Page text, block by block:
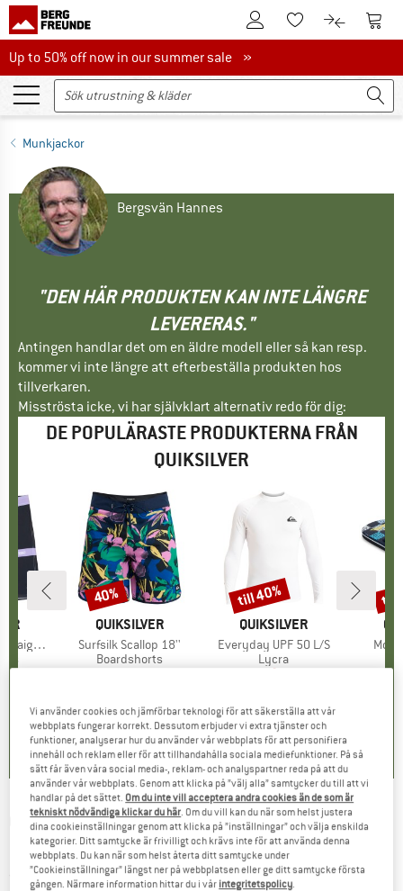
Till kundkontotTill minneslistan.
Till Till
Up to 50% off now in our summer sale
Up to 50% off now in our summer sale »
Munkjackor
Bergsvän Hannes
"DEN HÄR PRODUKTEN KAN INTE LÄNGRE
LEVERERAS."
Antingen handlar det om en äldre modell eller så kan resp.
kommer vi inte längre att efterbeställa produkten hos
tillverkaren.
Misströsta icke, vi har självklart alternativ redo för dig:
DE POPULÄRASTE PRODUKTERNA FRÅN
QUIKSILVER
17''
pris
€
)
VARUMÄRKE
QUIKSILVER
Produkter
Surfsilk Scallop 18''
Produktgrupp
Boardshorts
0,0(0)
Rabatt
40%
VARUMÄRKE
QUIKSILVER
Produkter
Everyday UPF 50 L/S
Produktgrupp
Lycra
Pris
Reducerat pris
från
5,0(2)
Rabatt
till 40%
27,95 €
till
QUIKSILVER -Great Otway Hoodie -
Munkjacka
(0)
Vi använder cookies och jämförbar teknologi för att säkerställa att vår
webbplats fungerar korrekt. Dessutom erbjuder vi extra tjänster och
funktioner, analyserar hur du använder vår webbplats för att personifiera
innehåll och reklam eller för att tillhandahålla sociala mediefunktioner. På så
sätt får även våra social media-, reklam- och analyspartner reda på att du
använder vår webbplats. Genom att klicka på ”välj alla” samtycker du till att vi
handlar på det sättet. Om du inte vill acceptera andra cookies än de som är
tekniskt nödvändiga klickar du här . Om du vill kan du när som helst justera
dina cookieinställningar genom att klicka på ”inställningar” och välja enskilda
kategorier. Ditt samtycke är frivilligt och krävs inte för att använda denna
webbplats. Du kan när som helst återta ditt samtycke under
”Cookieinställningar” längst ner på webbplatsen eller ge ditt samtycke första
gången. Närmare information hittar du i vår integritetspolicy